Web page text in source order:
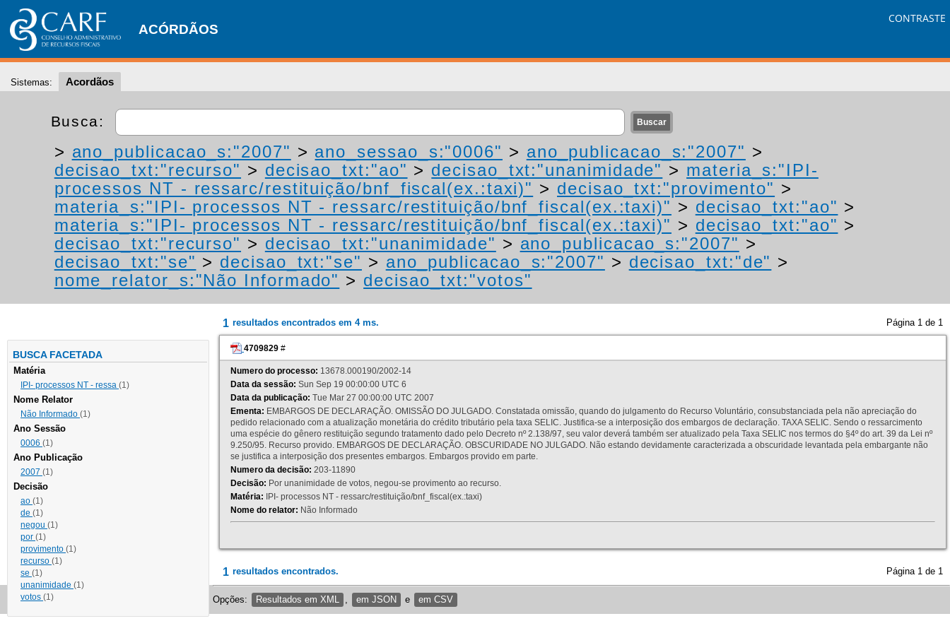
ACÓRDÃOS
CONTRASTE
Sistemas: Acordãos
Busca:
> ano_publicacao_s:"2007" > ano_sessao_s:"0006" > ano_publicacao_s:"2007" >
decisao_txt:"recurso" > decisao_txt:"ao" > decisao_txt:"unanimidade" > materia_s:"IPI-
processos NT - ressarc/restituição/bnf_fiscal(ex.:taxi)" > decisao_txt:"provimento" >
materia_s:"IPI- processos NT - ressarc/restituição/bnf_fiscal(ex.:taxi)" > decisao_txt:"ao" >
materia_s:"IPI- processos NT - ressarc/restituição/bnf_fiscal(ex.:taxi)" > decisao_txt:"ao" >
decisao_txt:"recurso" > decisao_txt:"unanimidade" > ano_publicacao_s:"2007" >
decisao_txt:"se" > decisao_txt:"se" > ano_publicacao_s:"2007" > decisao_txt:"de" >
nome_relator_s:"Não Informado" > decisao_txt:"votos"
BUSCA FACETADA
Matéria
IPI- processos NT - ressa (1)
Nome Relator
Não Informado (1)
Ano Sessão
0006 (1)
Ano Publicação
2007 (1)
Decisão
ao (1)
de (1)
negou (1)
por (1)
provimento (1)
recurso (1)
se (1)
unanimidade (1)
votos (1)
1 resultados encontrados em 4 ms. Página 1 de 1
4709829 #
Numero do processo: 13678.000190/2002-14
Data da sessão: Sun Sep 19 00:00:00 UTC 6
Data da publicação: Tue Mar 27 00:00:00 UTC 2007
Ementa: EMBARGOS DE DECLARAÇÃO. OMISSÃO DO JULGADO. Constatada omissão, quando do julgamento do Recurso Voluntário, consubstanciada pela não apreciação do
pedido relacionado com a atualização monetária do crédito tributário pela taxa SELIC. Justifica-se a interposição dos embargos de declaração. TAXA SELIC. Sendo o ressarcimento
uma espécie do gênero restituição segundo tratamento dado pelo Decreto nº 2.138/97, seu valor deverá também ser atualizado pela Taxa SELIC nos termos do §4º do art. 39 da Lei nº
9.250/95. Recurso provido. EMBARGOS DE DECLARAÇÃO. OBSCURIDADE NO JULGADO. Não estando devidamente caracterizada a obscuridade levantada pela embargante não
se justifica a interposição dos presentes embargos. Embargos provido em parte.
Numero da decisão: 203-11890
Decisão: Por unanimidade de votos, negou-se provimento ao recurso.
Matéria: IPI- processos NT - ressarc/restituição/bnf_fiscal(ex.:taxi)
Nome do relator: Não Informado
1 resultados encontrados. Página 1 de 1
Opções: Resultados em XML em JSON e em CSV